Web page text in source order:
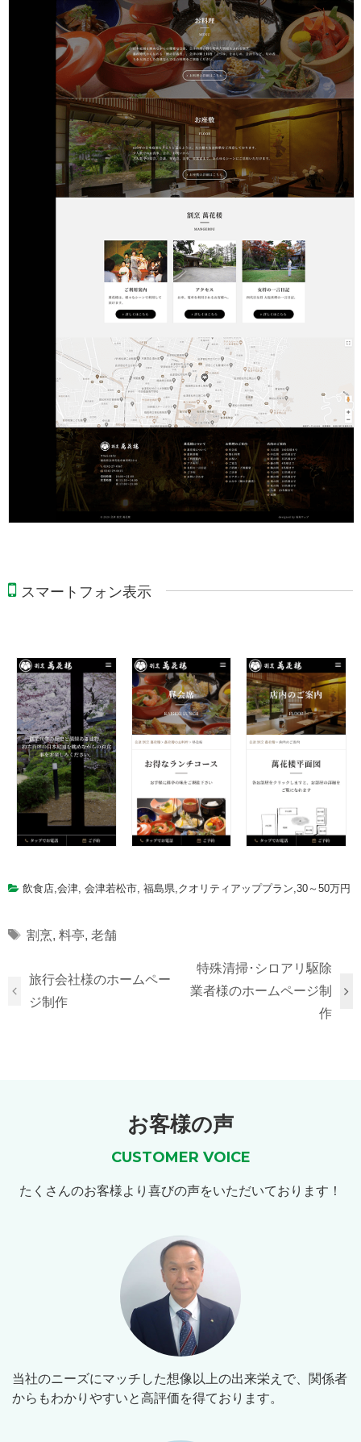
スマートフォン表示
飲食店,会津, 会津若松市, 福島県,クオリティアッププラン,30～50万円
Tags
割烹, 料亭, 老舗
旅行会社様のホームペー
ジ制作
特殊清掃･シロアリ駆除
業者様のホームページ制
作
お客様の声
CUSTOMER VOICE
たくさんのお客様より喜びの声をいただいております！
当社のニーズにマッチした想像以上の出来栄えで、関係者
からもわかりやすいと高評価を得ております。